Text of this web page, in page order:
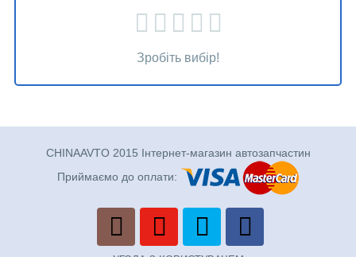
Зробіть вибір!
CHINAAVTO 2015 Інтернет-магазин автозапчастин
Приймаємо до оплати: